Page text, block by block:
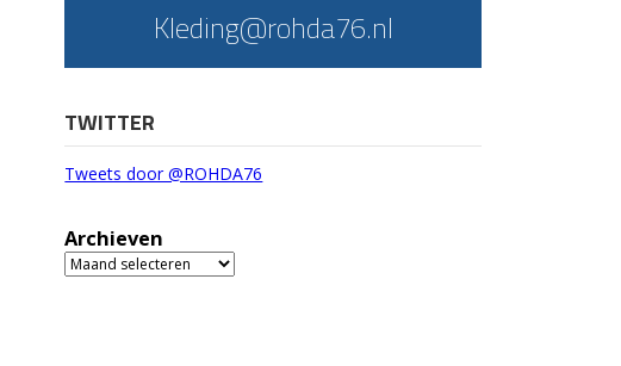
Kleding@rohda76.nl
TWITTER
Tweets door @ROHDA76
Archieven
Archieven